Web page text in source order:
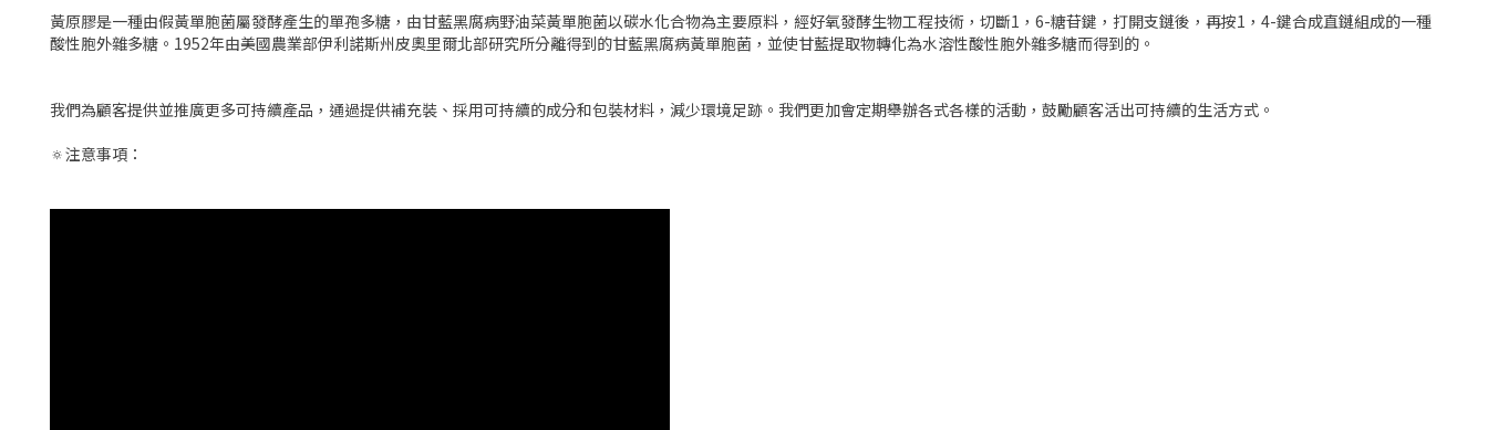
黃原膠是一種由假黃單胞菌屬發酵產生的單孢多糖，由甘藍黑腐病野油菜黃單胞菌以碳水化合物為主要原料，經好氧發酵生物工程技術，切斷1，6-糖苷鍵，打開支鏈後，再按1，4-鍵合成直鏈組成的一種
酸性胞外雜多糖。1952年由美國農業部伊利諾斯州皮奧里爾北部研究所分離得到的甘藍黑腐病黃單胞菌，並使甘藍提取物轉化為水溶性酸性胞外雜多糖而得到的。
我們為顧客提供並推廣更多可持續產品，通過提供補充裝、採用可持續的成分和包裝材料，減少環境足跡。我們更加會定期舉辦各式各樣的活動，鼓勵顧客活出可持續的生活方式。
🔅注意事項：